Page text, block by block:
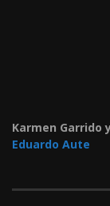
Karmen Garrido
Eduardo Aute